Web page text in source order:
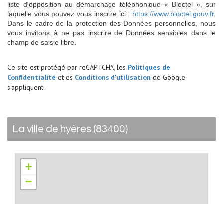
liste d'opposition au démarchage téléphonique « Bloctel », sur
laquelle vous pouvez vous inscrire ici : https://www.bloctel.gouv.fr.
Dans le cadre de la protection des Données personnelles, nous
vous invitons à ne pas inscrire de Données sensibles dans le
champ de saisie libre.
Ce site est protégé par reCAPTCHA, les Politiques de
Confidentialité et es Conditions d'utilisation de Google
s'appliquent.
la ville de hyères (83400)
+
−